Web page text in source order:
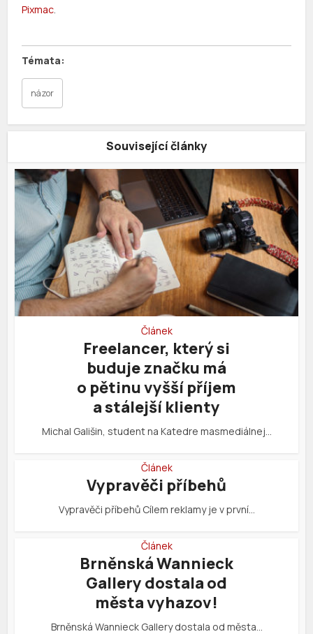
Pixmac
názor
Související články
Článek
Freelancer, který si
buduje značku má
o pětinu vyšší příjem
a stálejší klienty
Michal Gališin, student na Katedre masmediálnej…
Článek
Vypravěči příbehů
Vypravěči příbehů Cílem reklamy je v první…
Článek
Brněnská Wannieck
Gallery dostala od
města vyhazov!
Brněnská Wannieck Gallery dostala od města…